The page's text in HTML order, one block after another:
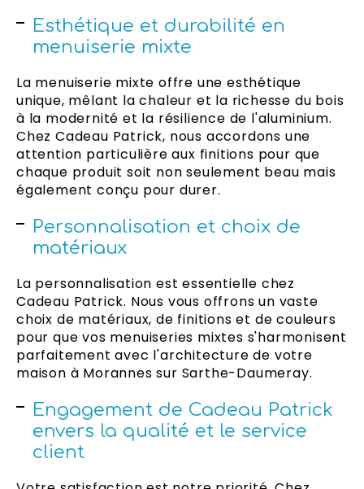
Esthétique et durabilité en
menuiserie mixte
La menuiserie mixte offre une esthétique
unique, mêlant la chaleur et la richesse du bois
à la modernité et la résilience de l'aluminium.
Chez Cadeau Patrick, nous accordons une
attention particulière aux finitions pour que
chaque produit soit non seulement beau mais
également conçu pour durer.
Personnalisation et choix de
matériaux
La personnalisation est essentielle chez
Cadeau Patrick. Nous vous offrons un vaste
choix de matériaux, de finitions et de couleurs
pour que vos menuiseries mixtes s'harmonisent
parfaitement avec l'architecture de votre
maison à Morannes sur Sarthe-Daumeray.
Engagement de Cadeau Patrick
envers la qualité et le service
client